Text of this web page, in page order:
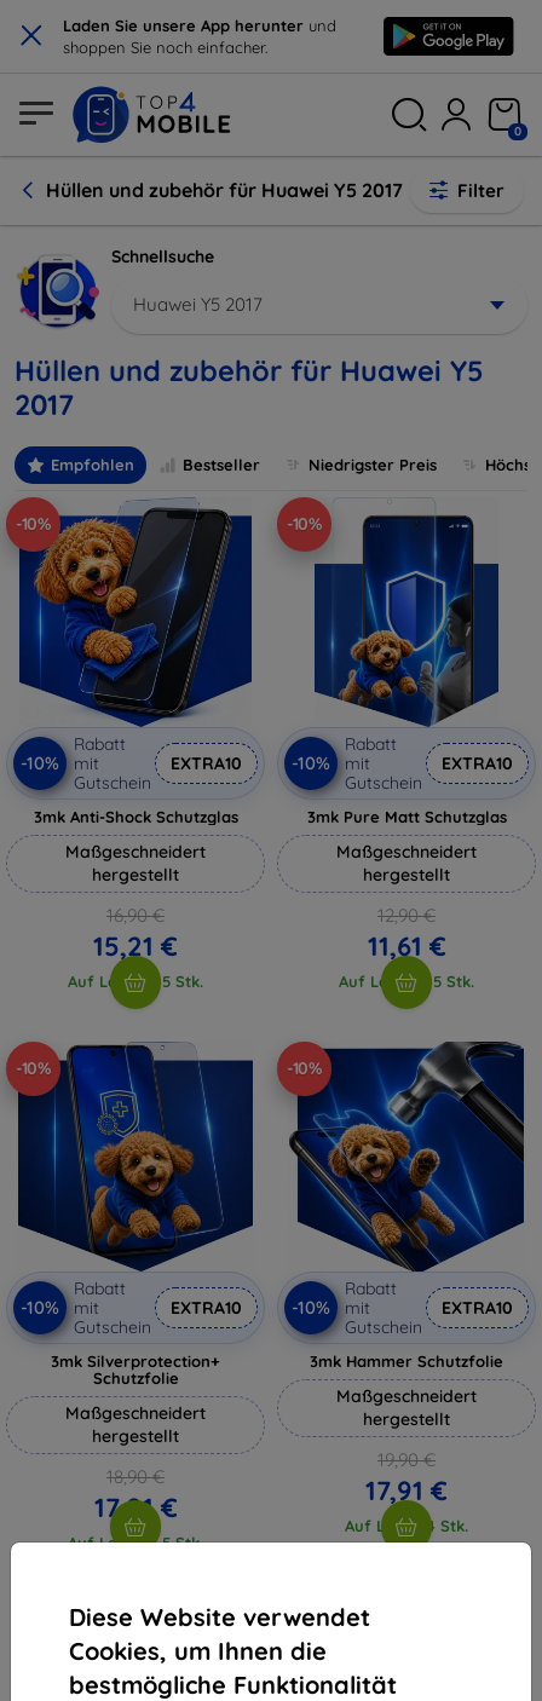
× Laden Sie unsere App herunter und
shoppen Sie noch einfacher.
Diese Website verwendet
Cookies, um Ihnen die
bestmögliche Funktionalität
0
Hüllen und zubehör für Huawei Y5 2017 Filter
Schnellsuche
Huawei Y5 2017
Hüllen und zubehör für Huawei Y5
2017
Empfohlen Bestseller Niedrigster Preis
-10%
-10%
Rabatt
mit
Gutschein
EXTRA10
3mk Anti-Shock Schutzglas
Maßgeschneidert
hergestellt
16,90 €
15,21 €
Auf Lager > 5 Stk.
-10%
-10%
Rabatt
mit
Gutschein
EXTRA10
3mk Pure Matt Schutzglas
Maßgeschneidert
hergestellt
12,90 €
11,61 €
Auf Lager > 5 Stk.
-10%
-10%
Rabatt
mit
Gutschein
EXTRA10
3mk Silverprotection+
Schutzfolie
Maßgeschneidert
hergestellt
18,90 €
17,01 €
Auf Lager > 5 Stk.
-10%
-10%
Rabatt
mit
Gutschein
EXTRA10
3mk Hammer Schutzfolie
Maßgeschneidert
hergestellt
19,90 €
17,91 €
Auf Lager 4 Stk.
vom ganzen